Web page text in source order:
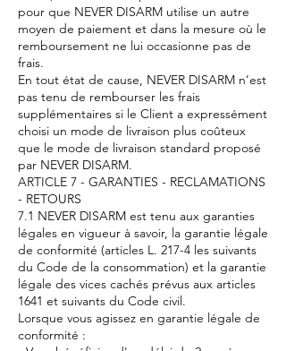
pour que NEVER DISARM utilise un autre
moyen de paiement et dans la mesure où le
remboursement ne lui occasionne pas de
frais.
En tout état de cause, NEVER DISARM n’est
pas tenu de rembourser les frais
supplémentaires si le Client a expressément
choisi un mode de livraison plus coûteux
que le mode de livraison standard proposé
par NEVER DISARM.
ARTICLE 7 - GARANTIES - RECLAMATIONS
- RETOURS
7.1 NEVER DISARM est tenu aux garanties
légales en vigueur à savoir, la garantie légale
de conformité (articles L. 217-4 les suivants
du Code de la consommation) et la garantie
légale des vices cachés prévus aux articles
1641 et suivants du Code civil.
Lorsque vous agissez en garantie légale de
conformité :